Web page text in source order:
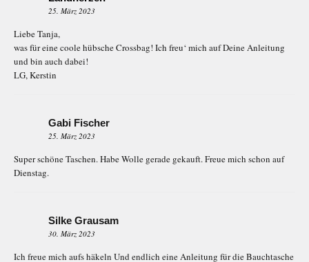
25. März 2023
Liebe Tanja,
was für eine coole hübsche Crossbag! Ich freu‘ mich auf Deine Anleitung
und bin auch dabei!
LG, Kerstin
Gabi Fischer
25. März 2023
Super schöne Taschen. Habe Wolle gerade gekauft. Freue mich schon auf
Dienstag.
Silke Grausam
30. März 2023
Ich freue mich aufs häkeln Und endlich eine Anleitung für die Bauchtasche